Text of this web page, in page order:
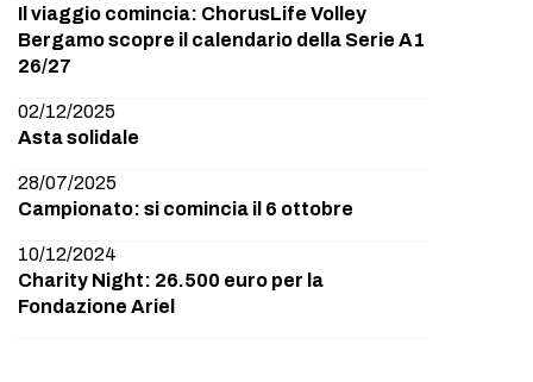
Il viaggio comincia: ChorusLife Volley
Bergamo scopre il calendario della Serie A1
26/27
02/12/2025
Asta solidale
28/07/2025
Campionato: si comincia il 6 ottobre
10/12/2024
Charity Night: 26.500 euro per la
Fondazione Ariel